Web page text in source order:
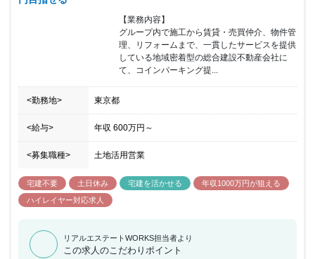
【業務内容】
グループ内で施工から賃貸・売買仲介、物件管
理、リフォームまで、一貫したサービスを提供
している地域密着型の総合建設不動産会社に
て、コインパーキング提...
<勤務地> 東京都
<給与> 年収 600万円 ～
<募集職種> 土地活用営業
宅建不要 土日休み 宅建を活かせる
年収1000万円が狙える
ハイレイヤー対応求人
リアルエステートWORKS担当者より
この求人のこだわりポイント